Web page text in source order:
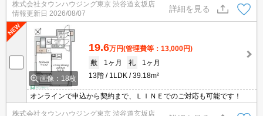
株式会社タウンハウジング東京 渋谷道玄坂店
情報更新日 2026/08/07
詳細を見る
画像：18枚
19.6万円(管理費等：13,000円)
敷
1ヶ月 礼
1ヶ月
13階
1LDK 39.18m²
オンラインで申込から契約まで、ＬＩＮＥでのご対応も可能です！
株式会社タウンハウジング東京 渋谷道玄坂店